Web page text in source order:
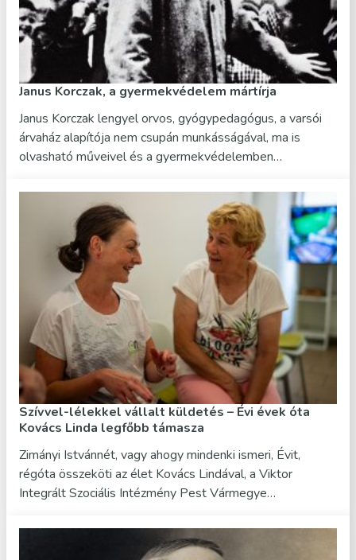
Janus Korczak, a gyermekvédelem mártírja
Janus Korczak lengyel orvos, gyógypedagógus, a varsói
árvaház alapítója nem csupán munkásságával, ma is
olvasható műveivel és a gyermekvédelemben…
Szívvel-lélekkel vállalt küldetés – Évi évek óta
Kovács Linda legfőbb támasza
Zimányi Istvánnét, vagy ahogy mindenki ismeri, Évit,
régóta összeköti az élet Kovács Lindával, a Viktor
Integrált Szociális Intézmény Pest Vármegye…